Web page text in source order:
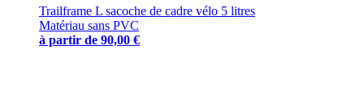
Trailframe L sacoche de cadre vélo 5 litres
Matériau sans PVC
à partir de 90,00 €